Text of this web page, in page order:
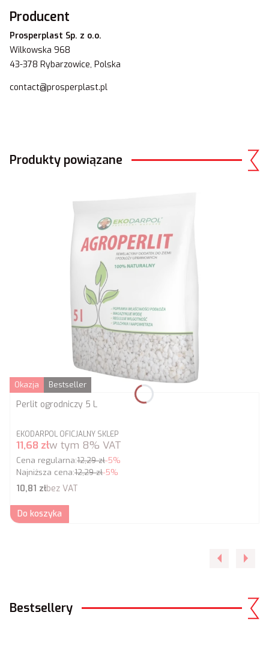
Producent
Prosperplast Sp. z o.o.
Wilkowska 968
43-378 Rybarzowice, Polska
contact@prosperplast.pl
Produkty powiązane
Okazja Bestseller
Perlit ogrodniczy 5 L
PRODUCENT
EKODARPOL OFICJALNY SKLEP
Cena promocyjna brutto
11,68 złw tym 8% VAT
Cena regularna:12,29 zł-5%
Najniższa cena:12,29 zł-5%
Cena netto
10,81 złbez VAT
Do koszyka
Bestsellery